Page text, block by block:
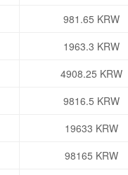
981.65 KRW
1963.3 KRW
4908.25 KRW
9816.5 KRW
19633 KRW
98165 KRW